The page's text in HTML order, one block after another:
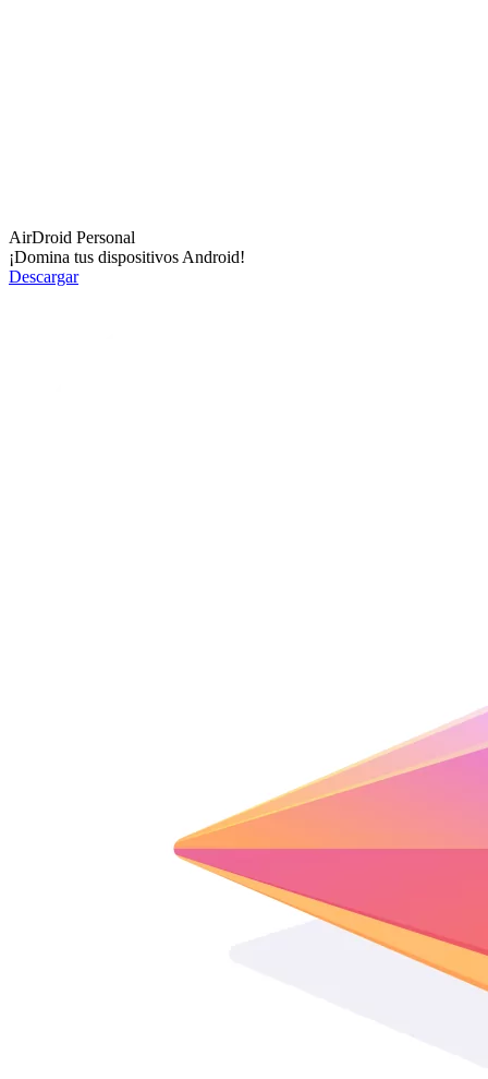
AirDroid Personal
¡Domina tus dispositivos Android!
Descargar